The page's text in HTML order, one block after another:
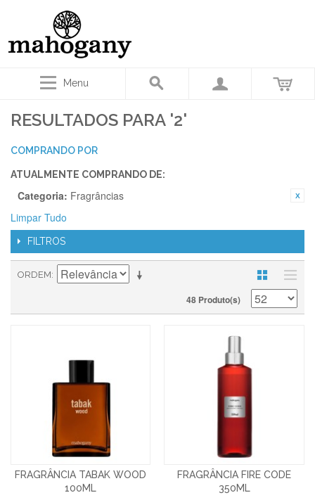
Menu
RESULTADOS PARA '2'
COMPRANDO POR
ATUALMENTE COMPRANDO DE:
Categoria: Fragrâncias
Limpar Tudo
FILTROS
ORDEM
48 Produto(s)
FRAGRÂNCIA TABAK WOOD
100ML
FRAGRÂNCIA FIRE CODE
350ML